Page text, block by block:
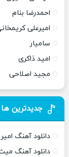
احمدرضا بنام
امیرعلی
سامیار
امید ذاکری
مجید اصلاحی
جدیدترین ها
دانلود آهنگ
دانلود آهنگ